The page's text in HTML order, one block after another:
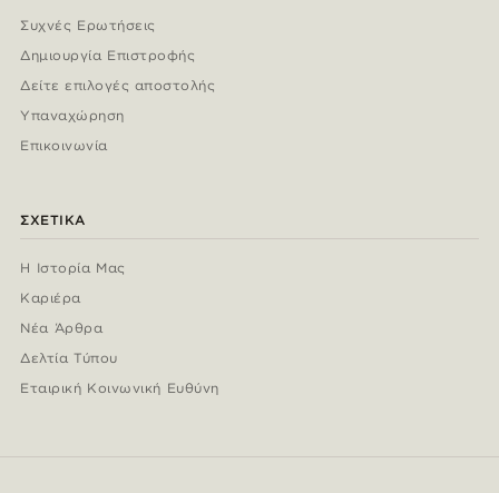
Συχνές Ερωτήσεις
Δημιουργία Επιστροφής
Δείτε επιλογές αποστολής
Υπαναχώρηση
Επικοινωνία
ΣΧΕΤΙΚΆ
Η Ιστορία Μας
Καριέρα
Νέα Άρθρα
Δελτία Τύπου
Εταιρική Κοινωνική Ευθύνη